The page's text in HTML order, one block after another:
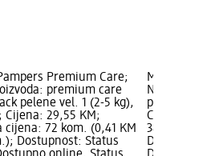
Premium Care;
premium care
pelene vel. 1 (2-5 kg),
Cijena: 29,55 KM;
cijena: 72 kom. (0,41 KM
Dostupnost: Status
Marka:
Naziv
pelene
Cijena:
38 kom.